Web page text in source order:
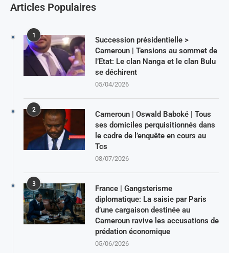
Articles Populaires
1
Succession présidentielle >
Cameroun | Tensions au sommet de
l’Etat: Le clan Nanga et le clan Bulu
se déchirent
05/04/2026
2
Cameroun | Oswald Baboké | Tous
ses domiciles perquisitionnés dans
le cadre de l’enquête en cours au
Tcs
08/07/2026
3
France | Gangsterisme
diplomatique: La saisie par Paris
d’une cargaison destinée au
Cameroun ravive les accusations de
prédation économique
05/06/2026